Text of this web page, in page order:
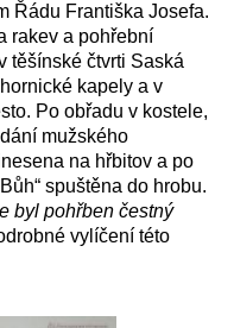
Řádu Františka Josefa.
rakev a pohřební
těšínské čtvrti Saská
kapely a v
Po obřadu v kostele,
mužského
na hřbitov a po
spuštěna do hrobu.
byl pohřben čestný
vylíčení této